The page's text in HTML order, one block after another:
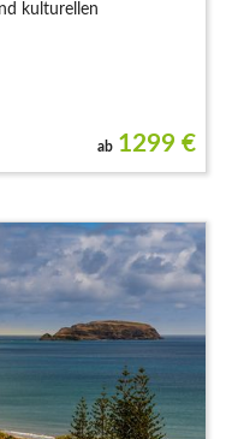
kulturellen
ab 1299 €